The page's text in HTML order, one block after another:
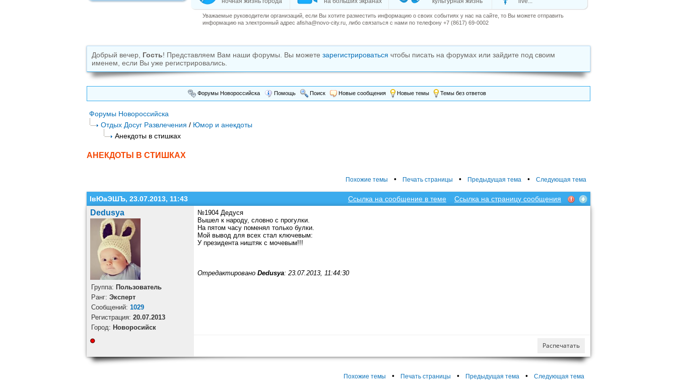
Уважаемые руководители организаций, если Вы хотите разместить информацию о своих событиях у нас на сайте, то Вы можете отправить
информацию на электронный адрес afisha@novo-city.ru, либо связаться с нами по телефону +7 (8617) 69-0002
Добрый вечер, Гость! Представляем Вам наши форумы. Вы можете зарегистрироваться чтобы писать на форумах или зайдите под своим
именем, если Вы уже регистрировались.
Форумы Новороссийска Помощь Поиск Новые сообщения Новые темы Темы без ответов
Форумы Новороссийска
Отдых Досуг Развлечения / Юмор и анекдоты
Анекдоты в стишках
АНЕКДОТЫ В СТИШКАХ
Похожие темы • Печать страницы • Предыдущая тема • Следующая тема
Ссылка на сообщение в теме Ссылка на страницу сообщения
ІвЮаЭШЪ, 23.07.2013, 11:43
Dedusya
Группа: Пользователь
Ранг: Эксперт
Cообщений: 1029
Регистрация: 20.07.2013
Город: Новоросийск
№1904 Дедуся
Вышел к народу, словно с прогулки.
На пятом часу поменял только булки.
Мой вывод для всех стал ключевым:
У президента ништяк с мочевым!!!
Отредактировано Dedusya: 23.07.2013, 11:44:30
Распечатать
Похожие темы • Печать страницы • Предыдущая тема • Следующая тема